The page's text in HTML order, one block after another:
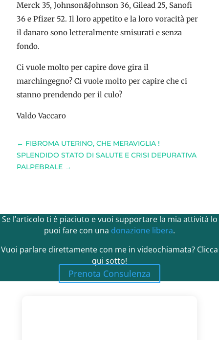
Merck 35, Johnson&Johnson 36, Gilead 25, Sanofi
36 e Pfizer 52. Il loro appetito e la loro voracità per
il danaro sono letteralmente smisurati e senza
fondo.
Ci vuole molto per capire dove gira il
marchingegno? Ci vuole molto per capire che ci
stanno prendendo per il culo?
Valdo Vaccaro
← FIBROMA UTERINO, CHE MERAVIGLIA !
SPLENDIDO STATO DI SALUTE E CRISI DEPURATIVA
PALPEBRALE→
Se l’articolo ti è piaciuto e vuoi supportare la mia attività lo
puoi fare con una donazione libera.
Vuoi parlare direttamente con me in videochiamata? Clicca
qui sotto!
Prenota Consulenza